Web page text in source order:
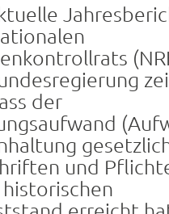
der
und